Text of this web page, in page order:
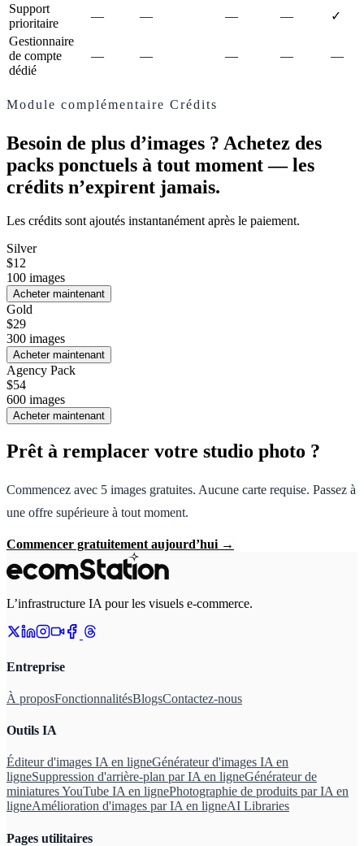
Support
prioritaire
— — — —
✓
Gestionnaire
de compte
dédié
— — — — —
Module complémentaire Crédits
Besoin de plus d’images ? Achetez des
packs ponctuels à tout moment — les
crédits n’expirent jamais.
Les crédits sont ajoutés instantanément après le paiement.
Silver
$12
100 images
Acheter maintenant
Gold
$29
300 images
Acheter maintenant
Agency Pack
$54
600 images
Acheter maintenant
Prêt à remplacer votre studio photo ?
Commencez avec 5 images gratuites. Aucune carte requise. Passez à
une offre supérieure à tout moment.
Commencer gratuitement aujourd’hui →
L’infrastructure IA pour les visuels e-commerce.
Entreprise
À proposFonctionnalitésBlogsContactez-nous
Outils IA
Éditeur d'images IA en ligneGénérateur d'images IA en
ligneSuppression d'arrière-plan par IA en ligneGénérateur de
miniatures YouTube IA en lignePhotographie de produits par IA en
ligneAmélioration d'images par IA en ligneAI Libraries
Pages utilitaires